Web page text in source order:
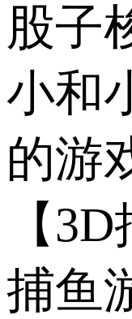
股子
小和
的游
【3D
捕鱼